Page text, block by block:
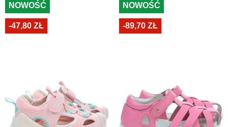
NOWOŚĆ
-47,80 ZŁ
NOWOŚĆ
-89,70 ZŁ